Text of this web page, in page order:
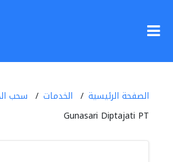
الصفحة الرئيسية الخدمات
سحب
Gunasari Diptajati PT